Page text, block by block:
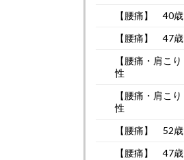
【腰痛】 40
【腰痛】 47
【腰痛・肩
性
【腰痛・肩
性
【腰痛】 52
【腰痛】 47